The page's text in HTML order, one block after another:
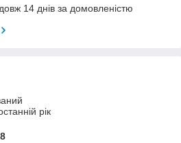
14 днів за домовленістю
рік